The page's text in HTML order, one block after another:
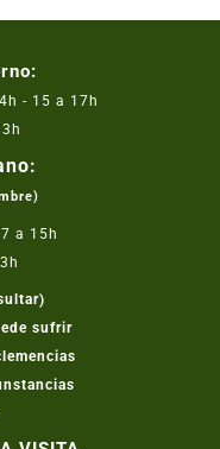
- 15 a 17h
7 a 15h
sufrir